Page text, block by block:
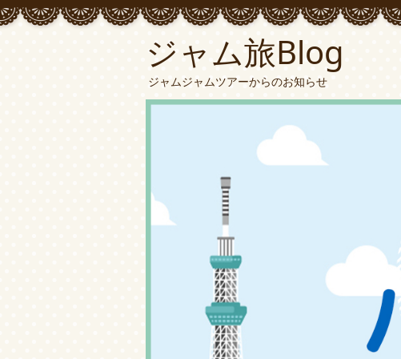
ジャム旅Blog
ジャムジャムツアーからのお知らせ